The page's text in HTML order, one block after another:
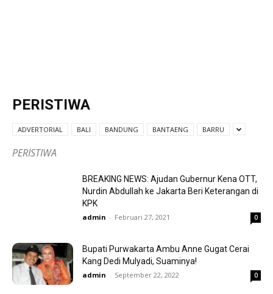
PERISTIWA
ADVERTORIAL BALI BANDUNG BANTAENG BARRU
PERISTIWA
BREAKING NEWS: Ajudan Gubernur Kena OTT,
Nurdin Abdullah ke Jakarta Beri Keterangan di
KPK
admin - Februari 27, 2021 0
Bupati Purwakarta Ambu Anne Gugat Cerai
Kang Dedi Mulyadi, Suaminya!
admin - September 22, 2022 0